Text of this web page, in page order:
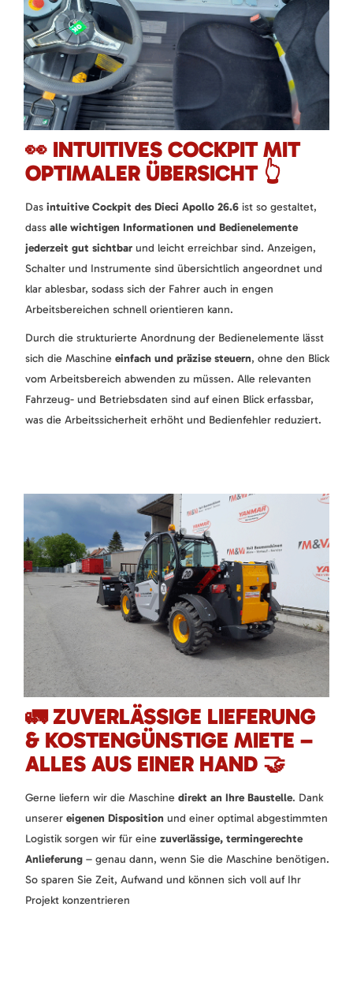
👀 INTUITIVES COCKPIT MIT
OPTIMALER ÜBERSICHT 👆
Das intuitive Cockpit des Dieci Apollo 26.6 ist so gestaltet,
dass alle wichtigen Informationen und Bedienelemente
jederzeit gut sichtbar und leicht erreichbar sind. Anzeigen,
Schalter und Instrumente sind übersichtlich angeordnet und
klar ablesbar, sodass sich der Fahrer auch in engen
Arbeitsbereichen schnell orientieren kann.
Durch die strukturierte Anordnung der Bedienelemente lässt
sich die Maschine einfach und präzise steuern, ohne den Blick
vom Arbeitsbereich abwenden zu müssen. Alle relevanten
Fahrzeug- und Betriebsdaten sind auf einen Blick erfassbar,
was die Arbeitssicherheit erhöht und Bedienfehler reduziert.
🚛 ZUVERLÄSSIGE LIEFERUNG
& KOSTENGÜNSTIGE MIETE –
ALLES AUS EINER HAND 🤝
Gerne liefern wir die Maschine direkt an Ihre Baustelle. Dank
unserer eigenen Disposition und einer optimal abgestimmten
Logistik sorgen wir für eine zuverlässige, termingerechte
Anlieferung – genau dann, wenn Sie die Maschine benötigen.
So sparen Sie Zeit, Aufwand und können sich voll auf Ihr
Projekt konzentrieren